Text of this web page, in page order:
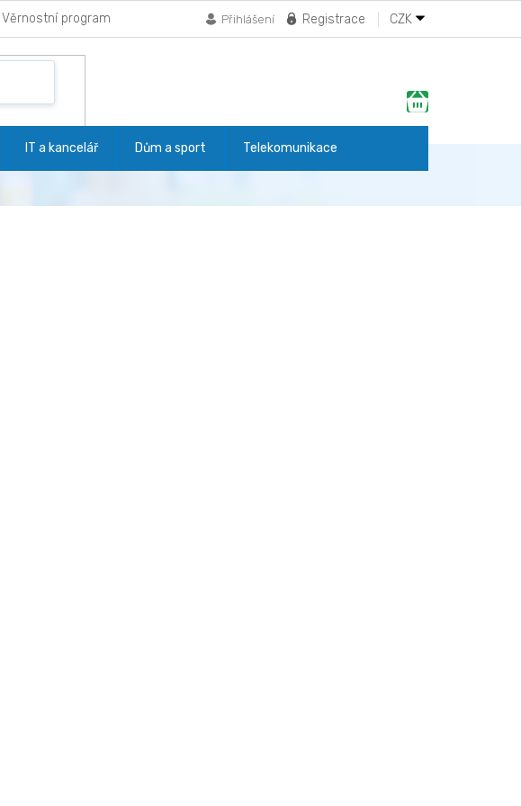
Věrnostní program CZK
Registrace
Přihlášení
Nákupní
košík
IT a kancelář Dům a sport Telekomunikace